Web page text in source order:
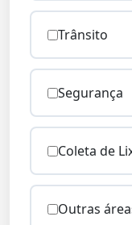
Trânsito
Segurança
Coleta de
Outras